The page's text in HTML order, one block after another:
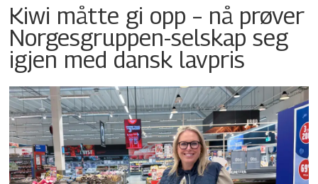
Kiwi måtte gi opp – nå prøver
Norgesgruppen-selskap seg
igjen med dansk lavpris